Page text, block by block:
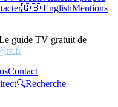
🇬🇧 EnglishMentions
guide TV gratuit de
Contact
🔍Recherche